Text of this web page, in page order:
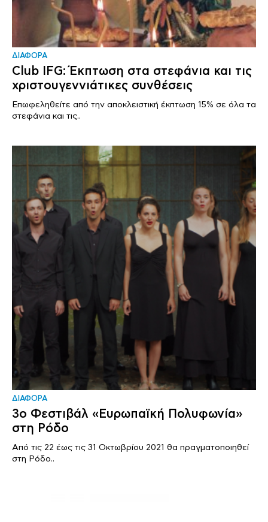
ΔΙΑΦΟΡΑ
Club IFG: Έκπτωση στα στεφάνια και τις
χριστουγεννιάτικες συνθέσεις
Επωφεληθείτε από την αποκλειστική έκπτωση 15% σε όλα τα
στεφάνια και τις..
ΔΙΑΦΟΡΑ
3o Φεστιβάλ «Ευρωπαϊκή Πολυφωνία»
στη Ρόδο
Από τις 22 έως τις 31 Οκτωβρίου 2021 θα πραγματοποιηθεί
στη Ρόδο..